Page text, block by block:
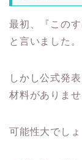
最初、『この
と言いました。
しかし公式発
材料がありま
可能性大でし